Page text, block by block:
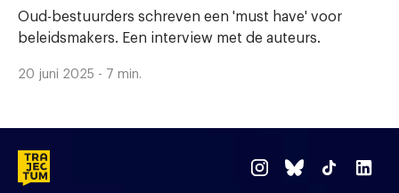
Oud-bestuurders schreven een 'must have' voor
beleidsmakers. Een interview met de auteurs.
20 juni 2025 - 7 min.